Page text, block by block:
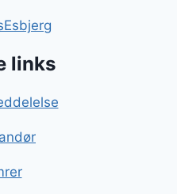
links